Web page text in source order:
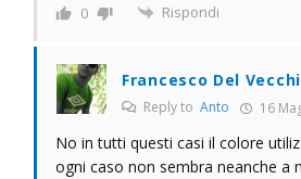
0 Rispondi
Francesco Del
Reply to Anto 16
No in tutti questi casi il colore
ogni caso non sembra neanche a